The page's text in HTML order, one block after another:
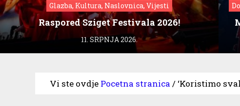
Glazba, Kultura, Naslovnica, Vijesti
Raspored Sziget Festivala 2026!
11. SRPNJA 2026.
Vi ste ovdje Pocetna stranica / ‘Koristimo